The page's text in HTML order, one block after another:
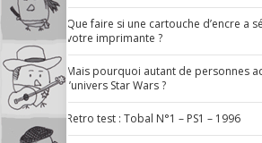
Que faire si une cartouche d’encre a
votre imprimante ?
Mais pourquoi autant de personnes
l’univers Star Wars ?
Retro test : Tobal N°1 – PS1 – 1996